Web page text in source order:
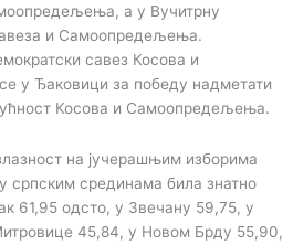
а у Вучитрну
и Самоопредељења.
савез Косова и
у Ђаковици за победу надметати
Косова и Самоопредељења.
на јучерашњим изборима
српским срединама била знатно
61,95 одсто, у Звечану 59,75, у
45,84, у Новом Брду 55,90,